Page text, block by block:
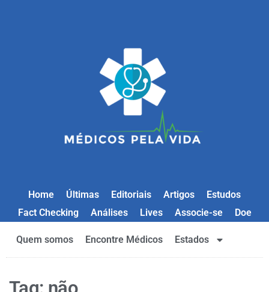
Home Últimas Editoriais Artigos
Estudos
Fact Checking
Análises Lives Associe-se Doe
Quem somos Encontre Médicos Estados